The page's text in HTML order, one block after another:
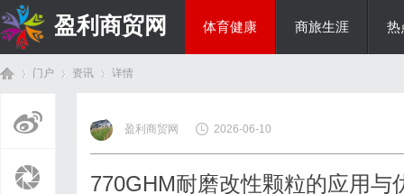
盈利商贸网 体育健康 商旅生涯 热
门户 资讯
›
详情
盈利商贸网 2026-06-10
770GHM耐磨改性颗粒的应用与